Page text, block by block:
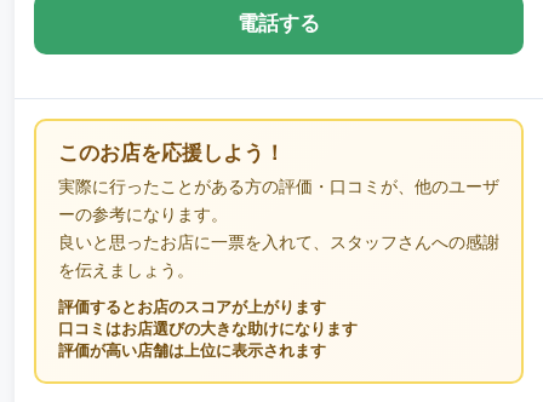
電話する
このお店を応援しよう！
実際に行ったことがある方の評価・口コミが、他のユーザ
ーの参考になります。
良いと思ったお店に一票を入れて、スタッフさんへの感謝
を伝えましょう。
評価するとお店のスコアが上がります
口コミはお店選びの大きな助けになります
評価が高い店舗は上位に表示されます